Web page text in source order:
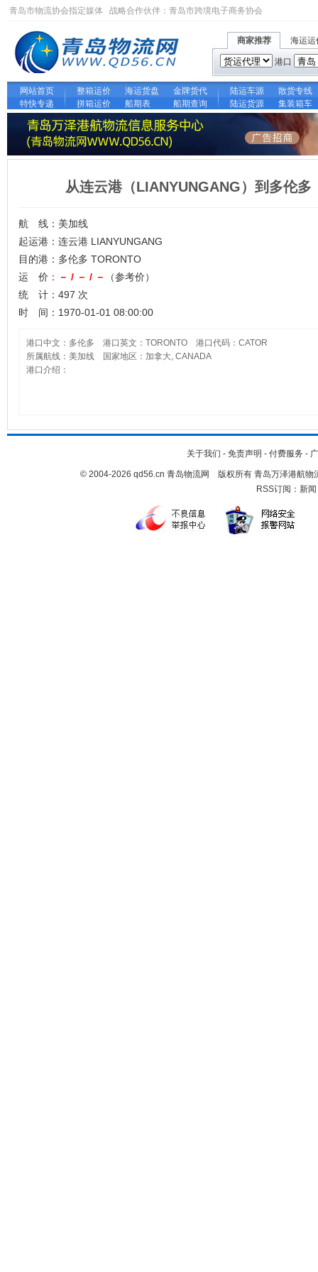
青岛市物流协会指定媒体 战略合作伙伴： 青岛市跨境电子商务协会
商家推荐 海运运
港口
网站首页 整箱运价 海运货盘 金牌货代 陆运车源
散货专线
特快专递
拼箱运价 船期表 船期查询 陆运货源 集装箱车
从连云港（LIANYUNGANG）到多伦
航 线：美加线
起运港：连云港 LIANYUNGANG
目的港：多伦多 TORONTO
运 价：
－ / － / －
（参考价）
统 计：497 次
时 间：1970-01-01 08:00:00
港口中文：多伦多 港口英文：TORONTO 港口代码：CATOR
所属航线：美加线 国家地区：加拿大, CANADA
港口介绍：
关于我们 - 免责声明 - 付费服务 -
© 2004-2026 qd56.cn 青岛物流网 版权所有 青岛万泽港航物
RSS订阅： 新闻